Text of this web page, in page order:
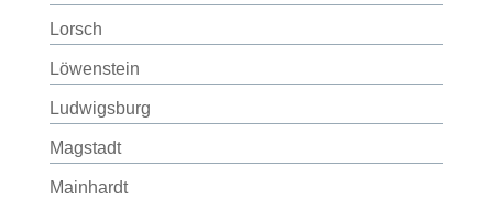
Lorsch
Löwenstein
Ludwigsburg
Magstadt
Mainhardt